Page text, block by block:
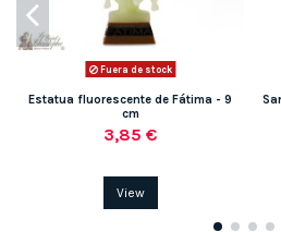
Fuera de stock
Estatua fluorescente de Fátima - 9
cm
3,85 €
View